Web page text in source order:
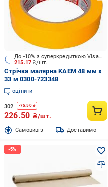
215.17₴/шт.
До -10% з суперкредиткою Visa Вигода
Стрічка малярна KAEM 48 мм x
33 м 0300-723348
оцінити
302 -75.50₴
226.50 ₴/шт.
Cамовивіз Доставимо